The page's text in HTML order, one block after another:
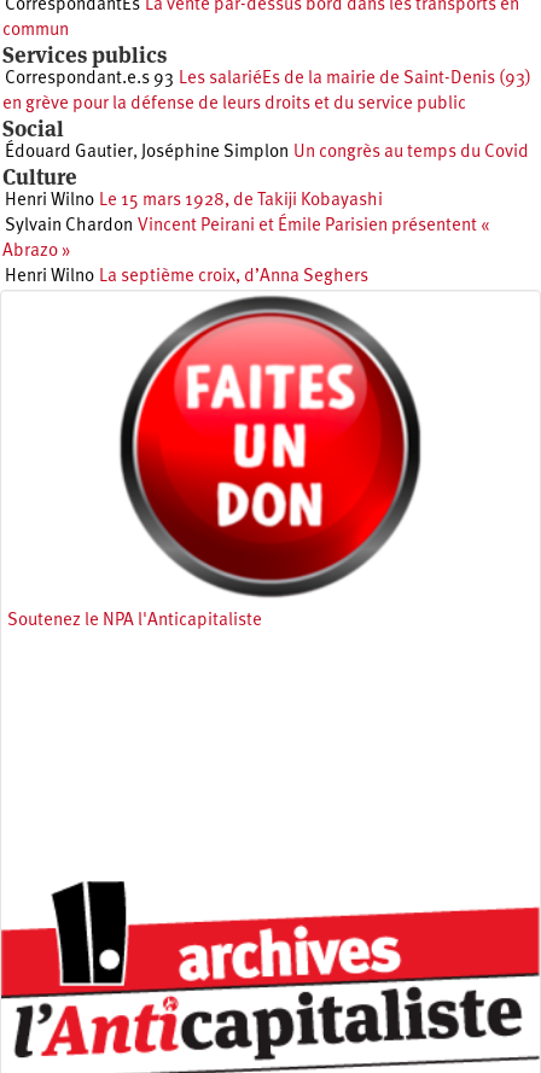
CorrespondantEs La vente par-dessus bord dans les transports en
commun
Services publics
Correspondant.e.s 93 Les salariéEs de la mairie de Saint-Denis (93)
en grève pour la défense de leurs droits et du service public
Social
Édouard Gautier, Joséphine Simplon Un congrès au temps du Covid
Culture
Henri Wilno Le 15 mars 1928, de Takiji Kobayashi
Sylvain Chardon Vincent Peirani et Émile Parisien présentent «
Abrazo »
Henri Wilno La septième croix, d’Anna Seghers
Soutenez le NPA l'Anticapitaliste